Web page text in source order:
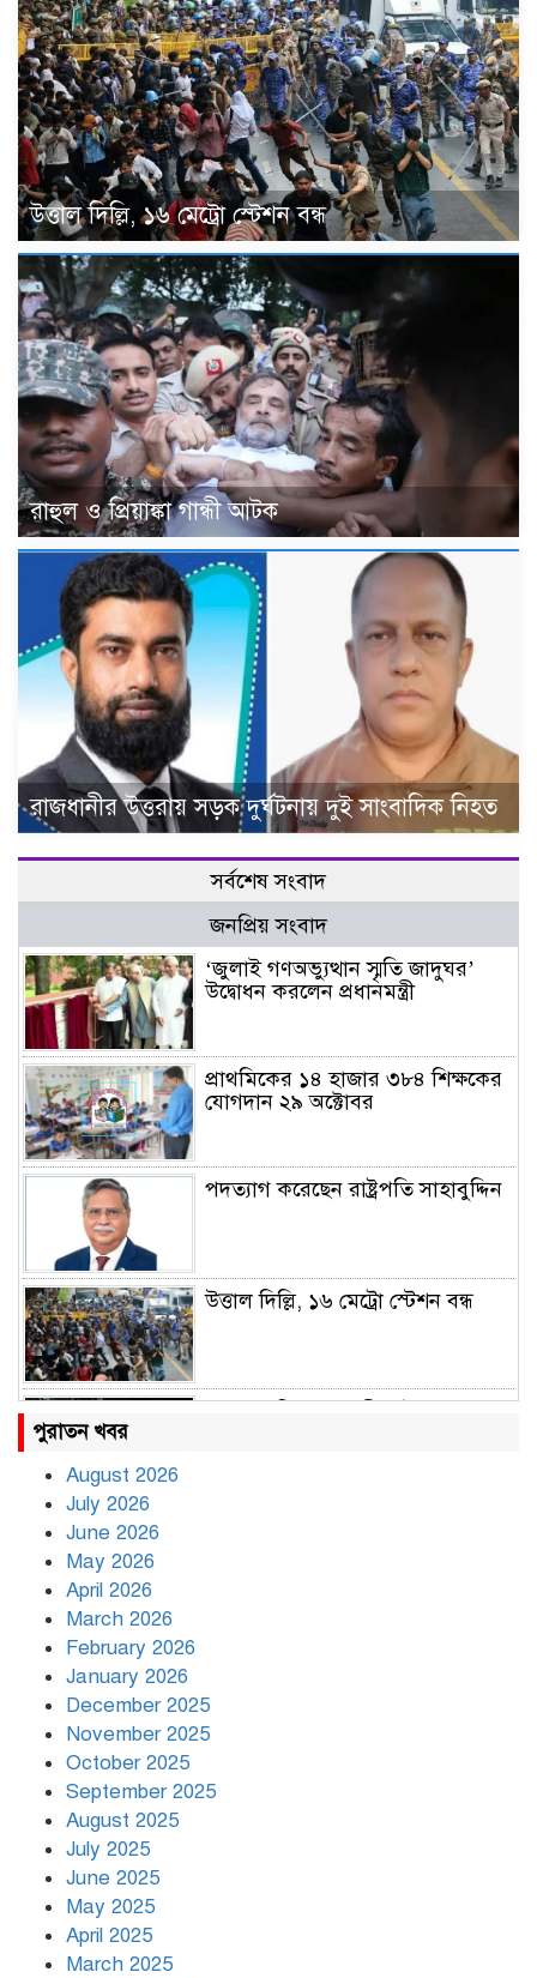
উত্তাল দিল্লি, ১৬ মেট্রো স্টেশন বন্ধ
রাহুল ও প্রিয়াঙ্কা গান্ধী আটক
রাজধানীর উত্তরায় সড়ক দুর্ঘটনায় দুই সাংবাদিক নিহত
সর্বশেষ সংবাদ
জনপ্রিয় সংবাদ
‘জুলাই গণঅভ্যুত্থান স্মৃতি জাদুঘর’
উদ্বোধন করলেন প্রধানমন্ত্রী
প্রাথমিকের ১৪ হাজার ৩৮৪ শিক্ষকের
যোগদান ২৯ অক্টোবর
পদত্যাগ করেছেন রাষ্ট্রপতি সাহাবুদ্দিন
উত্তাল দিল্লি, ১৬ মেট্রো স্টেশন বন্ধ
বৃষ্টি থামার নাম নেই, পথে পথে
পুরাতন খবর
August 2026
July 2026
June 2026
May 2026
April 2026
March 2026
February 2026
January 2026
December 2025
November 2025
October 2025
September 2025
August 2025
July 2025
June 2025
May 2025
April 2025
March 2025